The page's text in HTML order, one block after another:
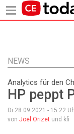
Inhalt
NEWS
Analytics für den
HP peppt
Di 28.09.2021 - 15:22
von Joël Orizet und kfi